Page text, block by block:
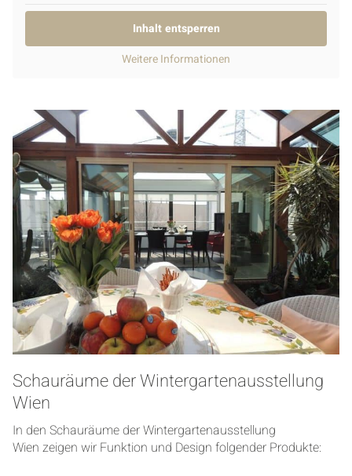
Inhalt entsperren
Weitere Informationen
Schauräume der Wintergartenausstellung
Wien
In den Schauräume der Wintergartenausstellung
Wien zeigen wir Funktion und Design folgender Produkte: